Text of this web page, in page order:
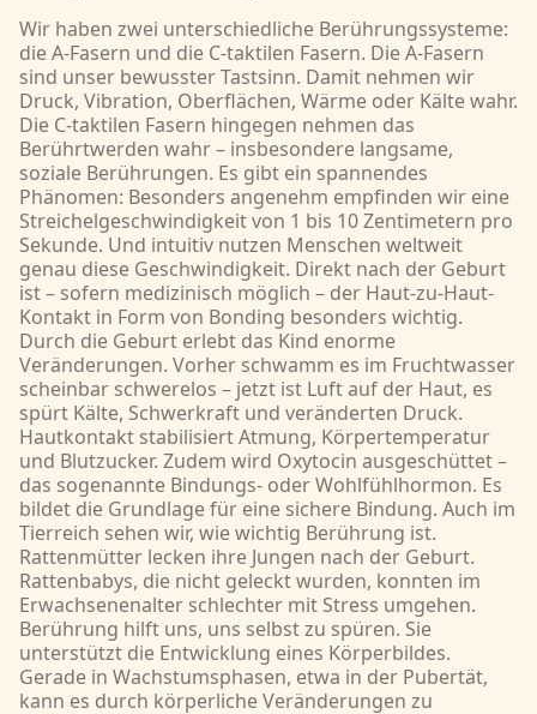
Wir haben zwei unterschiedliche Berührungssysteme:
die A-Fasern und die C-taktilen Fasern. Die A-Fasern
sind unser bewusster Tastsinn. Damit nehmen wir
Druck, Vibration, Oberflächen, Wärme oder Kälte wahr.
Die C-taktilen Fasern hingegen nehmen das
Berührtwerden wahr – insbesondere langsame,
soziale Berührungen. Es gibt ein spannendes
Phänomen: Besonders angenehm empfinden wir eine
Streichelgeschwindigkeit von 1 bis 10 Zentimetern pro
Sekunde. Und intuitiv nutzen Menschen weltweit
genau diese Geschwindigkeit. Direkt nach der Geburt
ist – sofern medizinisch möglich – der Haut-zu-Haut-
Kontakt in Form von Bonding besonders wichtig.
Durch die Geburt erlebt das Kind enorme
Veränderungen. Vorher schwamm es im Fruchtwasser
scheinbar schwerelos – jetzt ist Luft auf der Haut, es
spürt Kälte, Schwerkraft und veränderten Druck.
Hautkontakt stabilisiert Atmung, Körpertemperatur
und Blutzucker. Zudem wird Oxytocin ausgeschüttet –
das sogenannte Bindungs- oder Wohlfühlhormon. Es
bildet die Grundlage für eine sichere Bindung. Auch im
Tierreich sehen wir, wie wichtig Berührung ist.
Rattenmütter lecken ihre Jungen nach der Geburt.
Rattenbabys, die nicht geleckt wurden, konnten im
Erwachsenenalter schlechter mit Stress umgehen.
Berührung hilft uns, uns selbst zu spüren. Sie
unterstützt die Entwicklung eines Körperbildes.
Gerade in Wachstumsphasen, etwa in der Pubertät,
kann es durch körperliche Veränderungen zu